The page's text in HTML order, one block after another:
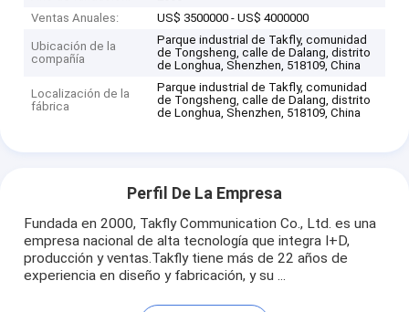
Ventas Anuales:
US$ 3500000 - US$ 4000000
Ubicación de la
compañía
Parque industrial de Takfly, comunidad
de Tongsheng, calle de Dalang, distrito
de Longhua, Shenzhen, 518109, China
Localización de la
fábrica
Parque industrial de Takfly, comunidad
de Tongsheng, calle de Dalang, distrito
de Longhua, Shenzhen, 518109, China
Perfil De La Empresa
Fundada en 2000, Takfly Communication Co., Ltd. es una
empresa nacional de alta tecnología que integra I+D,
producción y ventas.Takfly tiene más de 22 años de
experiencia en diseño y fabricación, y su ...